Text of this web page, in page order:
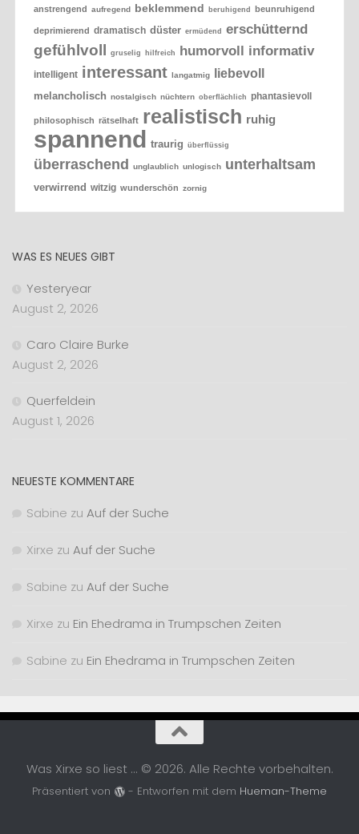
anstrengend aufregend beklemmend beruhigend beunruhigend
deprimierend dramatisch düster ermüdend erschütternd
gefühlvoll gruselig hilfreich humorvoll informativ
intelligent interessant langatmig liebevoll
melancholisch nostalgisch nüchtern oberflächlich phantasievoll
philosophisch rätselhaft realistisch ruhig
spannend traurig überflüssig
überraschend unglaublich unlogisch unterhaltsam
verwirrend witzig wunderschön zornig
WAS ES NEUES GIBT
Yesteryear
August 2, 2026
Caro Claire Burke
August 2, 2026
Querfeldein
August 1, 2026
NEUESTE KOMMENTARE
Sabine zu Auf der Suche
Xirxe zu Auf der Suche
Sabine zu Auf der Suche
Xirxe zu Ein Ehedrama in Trumpschen Zeiten
Sabine zu Ein Ehedrama in Trumpschen Zeiten
Was Xirxe so liest ... © 2026. Alle Rechte vorbehalten.
Präsentiert von - Entworfen mit dem Hueman-Theme